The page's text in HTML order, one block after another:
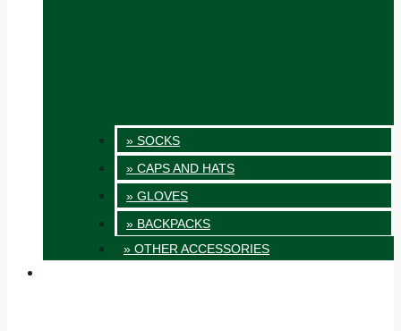
» SOCKS
» CAPS AND HATS
» GLOVES
» BACKPACKS
» OTHER ACCESSORIES